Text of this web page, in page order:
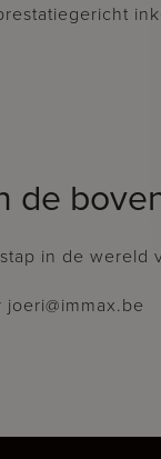
de
in de wereld